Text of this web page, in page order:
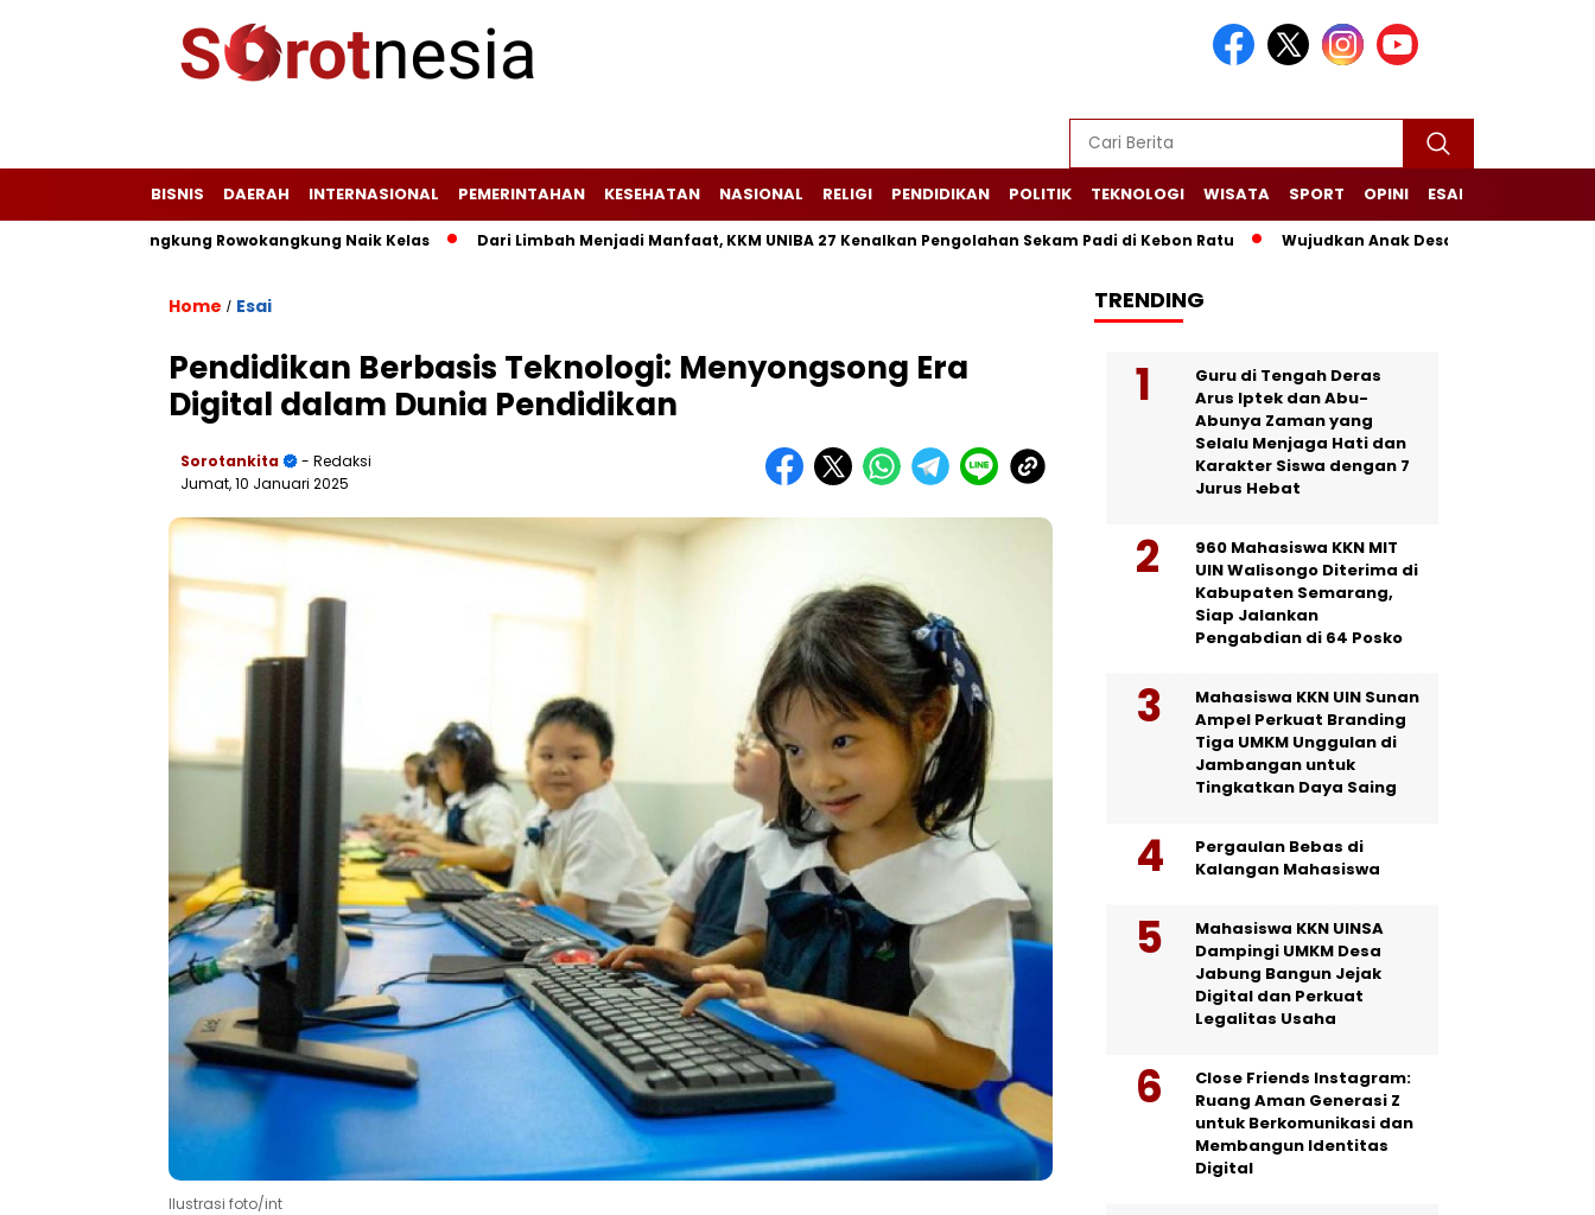
BISNIS DAERAH INTERNASIONAL PEMERINTAHAN KESEHATAN NASIONAL RELIGI PENDIDIKAN POLITIK TEKNOLOGI WISATA SPORT OPINI ESAI
dan Kangkung Rowokangkung Naik Kelas Dari Limbah Menjadi Manfaat, KKM UNIBA 27 Kenalkan Pengolahan Sekam Padi di Kebon Ratu Wujudkan Anak Desa Sehat dan Mandiri, PPK
Home / Esai
Pendidikan Berbasis Teknologi: Menyongsong Era
Digital dalam Dunia Pendidikan
Sorotankita
- Redaksi
Jumat, 10 Januari 2025
Ilustrasi foto/int
TRENDING
Guru di Tengah Deras
Arus Iptek dan Abu-
Abunya Zaman yang
Selalu Menjaga Hati dan
Karakter Siswa dengan 7
Jurus Hebat
960 Mahasiswa KKN MIT
UIN Walisongo Diterima di
Kabupaten Semarang,
Siap Jalankan
Pengabdian di 64 Posko
Mahasiswa KKN UIN Sunan
Ampel Perkuat Branding
Tiga UMKM Unggulan di
Jambangan untuk
Tingkatkan Daya Saing
Pergaulan Bebas di
Kalangan Mahasiswa
Mahasiswa KKN UINSA
Dampingi UMKM Desa
Jabung Bangun Jejak
Digital dan Perkuat
Legalitas Usaha
Close Friends Instagram:
Ruang Aman Generasi Z
untuk Berkomunikasi dan
Membangun Identitas
Digital